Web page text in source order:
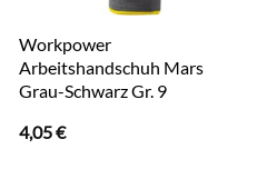
Workpower
Arbeitshandschuh Mars
Grau-Schwarz Gr. 9
4,05€